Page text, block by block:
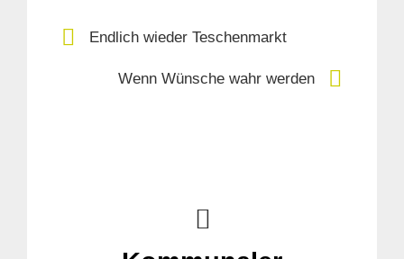
Endlich wieder Teschenmarkt
Wenn Wünsche wahr werden